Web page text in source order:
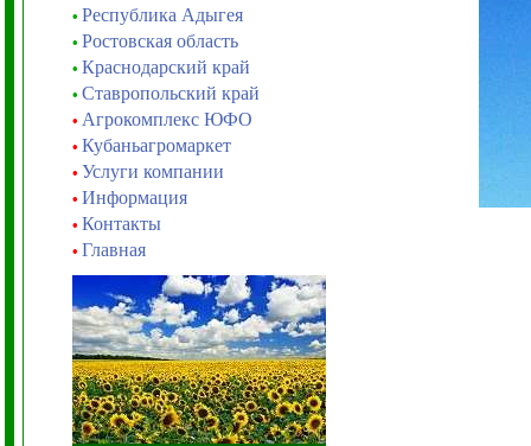
• Республика Адыгея
• Ростовская область
• Краснодарский край
• Ставропольский край
• Агрокомплекс ЮФО
• Кубаньагромаркет
• Услуги компании
• Информация
• Контакты
• Главная